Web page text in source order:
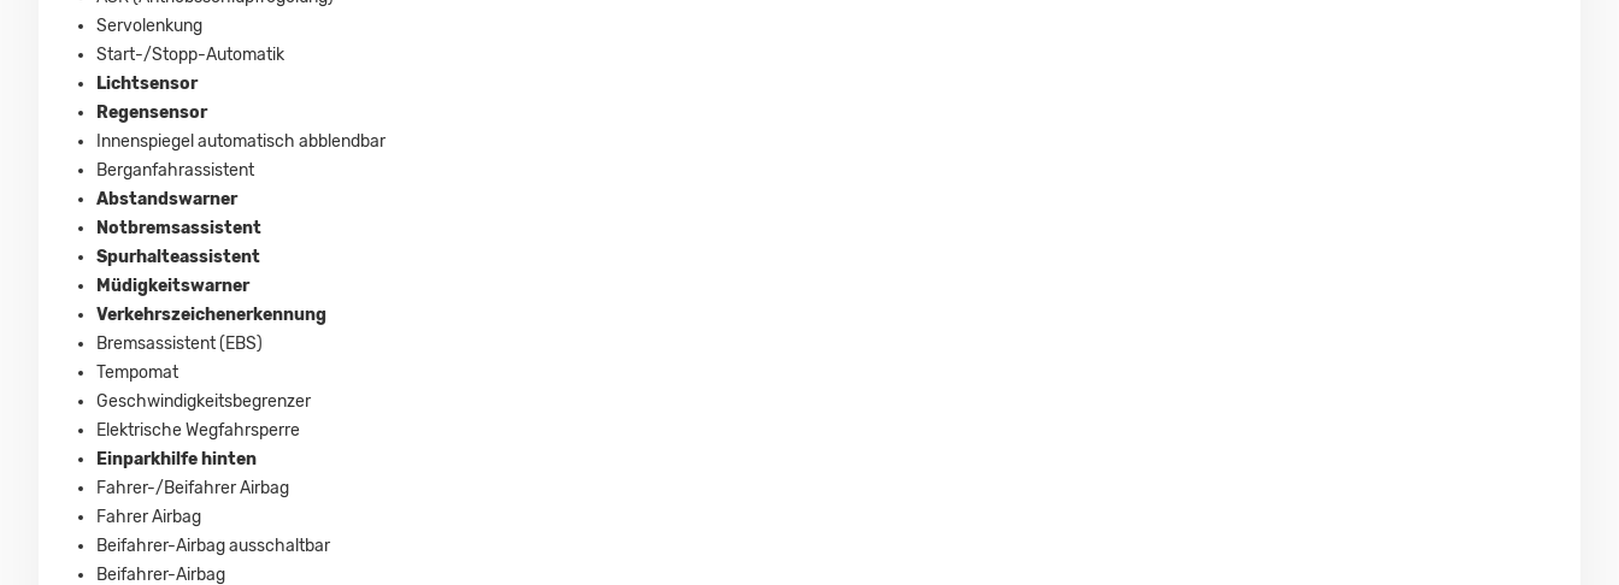
Servolenkung
Start-/Stopp-Automatik
Lichtsensor
Regensensor
Innenspiegel automatisch abblendbar
Berganfahrassistent
Abstandswarner
Notbremsassistent
Spurhalteassistent
Müdigkeitswarner
Verkehrszeichenerkennung
Bremsassistent (EBS)
Tempomat
Geschwindigkeitsbegrenzer
Elektrische Wegfahrsperre
Einparkhilfe hinten
Fahrer-/Beifahrer Airbag
Fahrer Airbag
Beifahrer-Airbag ausschaltbar
Beifahrer-Airbag